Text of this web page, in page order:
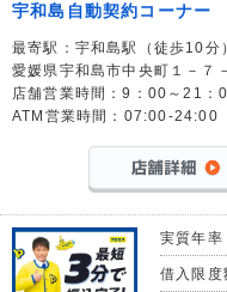
宇和島自動契約コーナー
最寄駅：宇和島駅（徒歩10分）
愛媛県宇和島市中央町１－
店舗営業時間：9：00～21：
ATM営業時間：07:00-24:00
実質年率
借入限度